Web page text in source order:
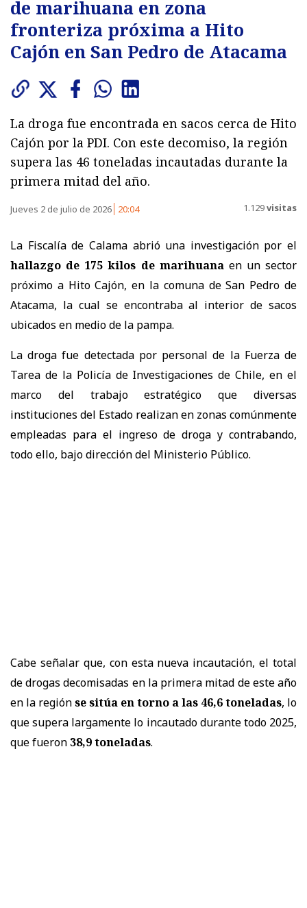
de marihuana en zona
fronteriza próxima a Hito
Cajón en San Pedro de Atacama
La droga fue encontrada en sacos cerca de Hito
Cajón por la PDI. Con este decomiso, la región
supera las 46 toneladas incautadas durante la
primera mitad del año.
Jueves 2 de julio de 2026 20:04 1.129visitas
La Fiscalía de Calama abrió una investigación por el
hallazgo de 175 kilos de marihuanaen un sector
próximo a Hito Cajón, en la comuna de San Pedro de
Atacama, la cual se encontraba al interior de sacos
ubicados en medio de la pampa.
La droga fue detectada por personal de la Fuerza de
Tarea de la Policía de Investigaciones de Chile, en el
marco del trabajo estratégico que diversas
instituciones del Estado realizan en zonas comúnmente
empleadas para el ingreso de droga y contrabando,
todo ello, bajo dirección del Ministerio Público.
Cabe señalar que, con esta nueva incautación, el total
de drogas decomisadas en la primera mitad de este año
en la regiónse sitúa en torno a las 46,6 toneladas, lo
que supera largamente lo incautado durante todo 2025,
que fueron 38,9 toneladas.